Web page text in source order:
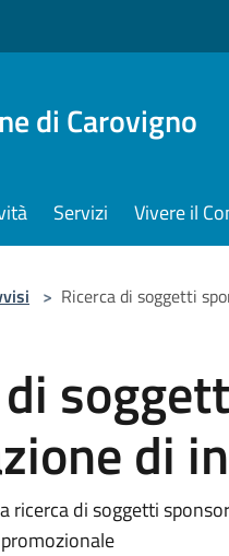
di Carovigno
Servizi Vivere il
> Ricerca di soggetti
di
ricerca di soggetti